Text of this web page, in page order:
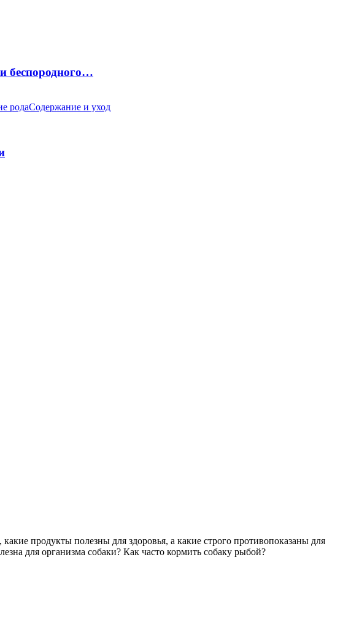
беспородного…
родаСодержание и уход
продукты полезны для здоровья, а какие строго противопоказаны для
для организма собаки? Как часто кормить собаку рыбой?